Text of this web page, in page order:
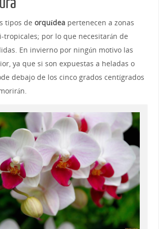
tipos de orquídeapertenecen a zonas
tropicales; por lo que necesitarán de
En invierno por ningún motivo las
ya que si son expuestas a heladas o
debajo de los cinco grados centígrados